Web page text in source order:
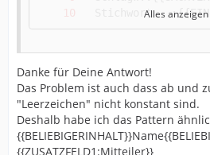
{{BELIEBIGERINHALT}}
Alles anzeigen
Danke für Deine Antwort!
Das Problem ist auch dass ab und
"Leerzeichen" nicht konstant sind.
Deshalb habe ich das Pattern
{{ZUSATZFELD1:Mitteiler}}